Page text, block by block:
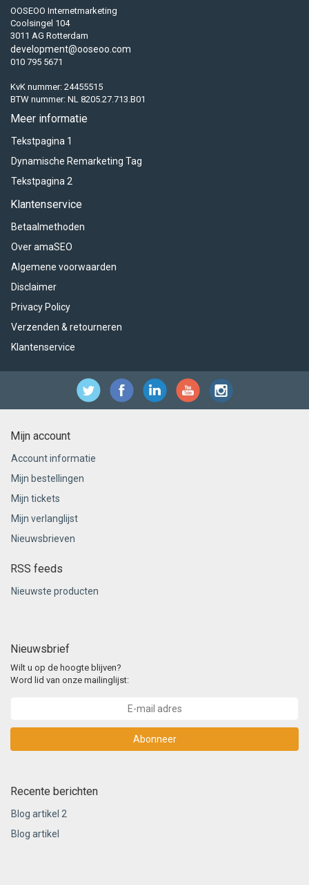
OOSEOO Internetmarketing
Coolsingel 104
3011 AG Rotterdam
development@ooseoo.com
010 795 5671
KvK nummer: 24455515
BTW nummer: NL 8205.27.713.B01
Meer informatie
Tekstpagina 1
Dynamische Remarketing Tag
Tekstpagina 2
Klantenservice
Betaalmethoden
Over amaSEO
Algemene voorwaarden
Disclaimer
Privacy Policy
Verzenden & retourneren
Klantenservice
Mijn account
Account informatie
Mijn bestellingen
Mijn tickets
Mijn verlanglijst
Nieuwsbrieven
RSS feeds
Nieuwste producten
Nieuwsbrief
Wilt u op de hoogte blijven?
Word lid van onze mailinglijst:
Abonneer
Recente berichten
Blog artikel 2
Blog artikel